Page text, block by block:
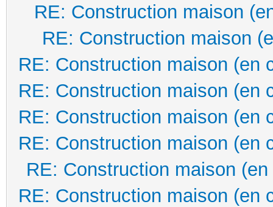
RE: Construction maison
RE: Construction maison
RE: Construction maison (en
RE: Construction maison (en
RE: Construction maison (en
RE: Construction maison (en
RE: Construction maison
RE: Construction maison (en